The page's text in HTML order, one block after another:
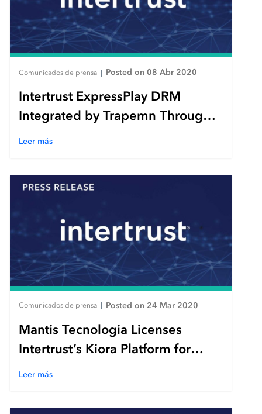
Comunicados de prensa Posted on 08 Abr 2020
Intertrust ExpressPlay DRM
Integrated by Trapemn Through
Partnership with Wowza™ Media
Leer más
Comunicados de prensa Posted on 24 Mar 2020
Mantis Tecnologia Licenses
Intertrust’s Kiora Platform for
Delivery of Content on Vale
Leer más